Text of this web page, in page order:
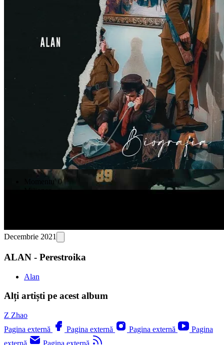
Momentu' 0
Videoclipuri
Decembrie 2021
ALAN - Perestroika
Alan
Alți artiști pe acest album
Z Zhao
Pagina externă
Pagina externă Pagina externă
Pagina
externă
Pagina externă